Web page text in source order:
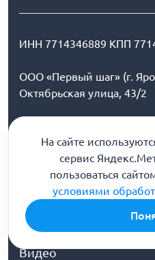
ИНН 7714346889 КПП
ООО «Первый шаг» (г.
Октябрьская улица, 43/2
О клинике
Врачи
Лицензии
Галерея
Контакты
Видео
На сайте
сервис
пользоваться
условиями